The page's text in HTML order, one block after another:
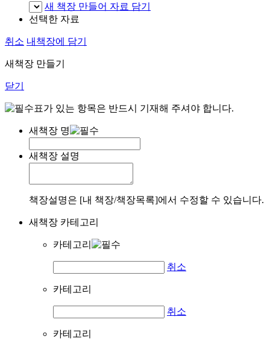
새 책장 만들어 자료 담기
선택한 자료
취소 내책장에 담기
새책장 만들기
닫기
표가 있는 항목은 반드시 기재해 주셔야 합니다.
새책장 명
새책장 설명
책장설명은 [내 책장/책장목록]에서 수정할 수 있습니다.
새책장 카테고리
카테고리
취소
카테고리
취소
카테고리